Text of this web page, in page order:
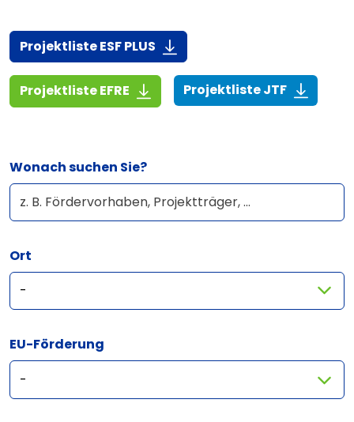
Projektliste ESF PLUS (916,7 KiB)
Projektliste EFRE (1,4 MiB)Projektliste JTF(268,6
Wonach suchen Sie?
Ort
EU-Förderung